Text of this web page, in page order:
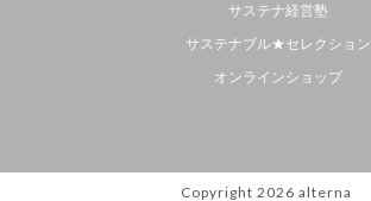
サステナ経営塾
サステナブル★セレクション
オンラインショップ
Copyright 2026 alterna